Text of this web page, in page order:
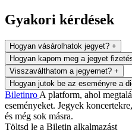
Gyakori kérdések
Hogyan vásárolhatok jegyet? +
Hogyan kapom meg a jegyet
Visszaválthatom a jegyemet? +
Hogyan jutok be az eseményre a
Biletinro A platform, ahol
eseményeket. Jegyek
és még sok másra.
Töltsd le a Biletin alkalmazást